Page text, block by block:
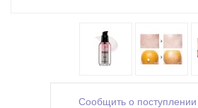
Сообщить о поступлении